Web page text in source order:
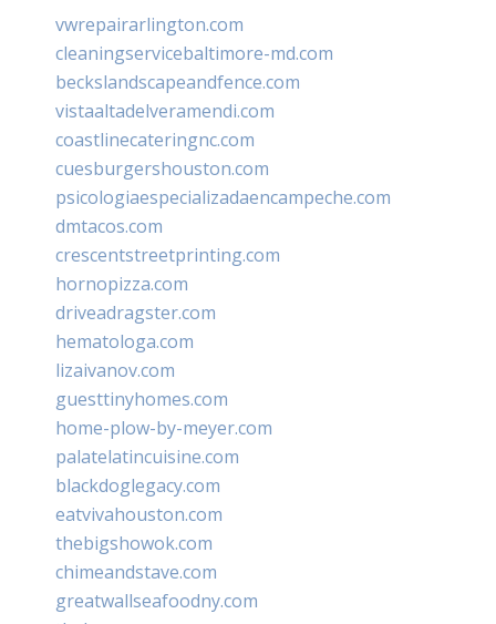
vwrepairarlington.com
cleaningservicebaltimore-md.com
beckslandscapeandfence.com
vistaaltadelveramendi.com
coastlinecateringnc.com
cuesburgershouston.com
psicologiaespecializadaencampeche.com
dmtacos.com
crescentstreetprinting.com
hornopizza.com
driveadragster.com
hematologa.com
lizaivanov.com
guesttinyhomes.com
home-plow-by-meyer.com
palatelatincuisine.com
blackdoglegacy.com
eatvivahouston.com
thebigshowok.com
chimeandstave.com
greatwallseafoodny.com